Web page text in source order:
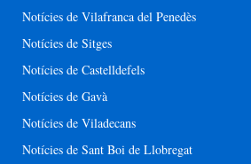
Notícies de Vilafranca del Penedès
Notícies de Sitges
Notícies de Castelldefels
Notícies de Gavà
Notícies de Viladecans
Notícies de Sant Boi de Llobregat